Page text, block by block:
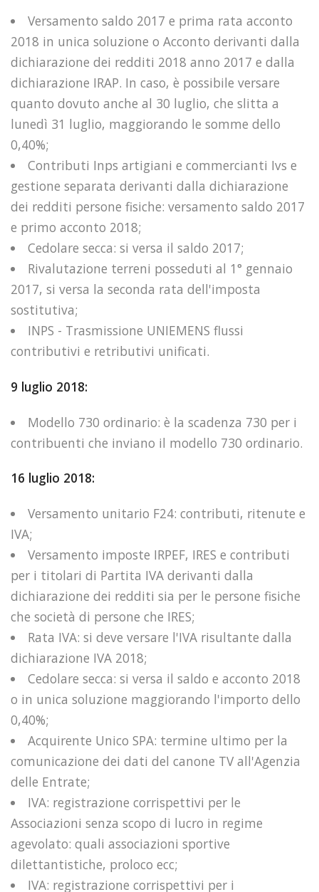
Versamento saldo 2017 e prima rata acconto
2018 in unica soluzione o Acconto derivanti dalla
dichiarazione dei redditi 2018 anno 2017 e dalla
dichiarazione IRAP. In caso, è possibile versare
quanto dovuto anche al 30 luglio, che slitta a
lunedì 31 luglio, maggiorando le somme dello
0,40%;
Contributi Inps artigiani e commercianti Ivs e
gestione separata derivanti dalla dichiarazione
dei redditi persone fisiche: versamento saldo 2017
e primo acconto 2018;
Cedolare secca: si versa il saldo 2017;
Rivalutazione terreni posseduti al 1° gennaio
2017, si versa la seconda rata dell'imposta
sostitutiva;
INPS - Trasmissione UNIEMENS flussi
contributivi e retributivi unificati.
9 luglio 2018:
Modello 730 ordinario: è la scadenza 730 per i
contribuenti che inviano il modello 730 ordinario.
16 luglio 2018:
Versamento unitario F24: contributi, ritenute e
IVA;
Versamento imposte IRPEF, IRES e contributi
per i titolari di Partita IVA derivanti dalla
dichiarazione dei redditi sia per le persone fisiche
che società di persone che IRES;
Rata IVA: si deve versare l'IVA risultante dalla
dichiarazione IVA 2018;
Cedolare secca: si versa il saldo e acconto 2018
o in unica soluzione maggiorando l'importo dello
0,40%;
Acquirente Unico SPA: termine ultimo per la
comunicazione dei dati del canone TV all'Agenzia
delle Entrate;
IVA: registrazione corrispettivi per le
Associazioni senza scopo di lucro in regime
agevolato: quali associazioni sportive
dilettantistiche, proloco ecc;
IVA: registrazione corrispettivi per i